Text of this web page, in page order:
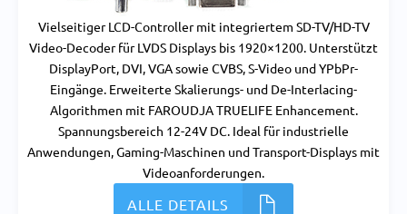
Vielseitiger LCD-Controller mit integriertem SD-TV/HD-TV
Video-Decoder für LVDS Displays bis 1920×1200. Unterstützt
DisplayPort, DVI, VGA sowie CVBS, S-Video und YPbPr-
Eingänge. Erweiterte Skalierungs- und De-Interlacing-
Algorithmen mit FAROUDJA TRUELIFE Enhancement.
Spannungsbereich 12-24V DC. Ideal für industrielle
Anwendungen, Gaming-Maschinen und Transport-Displays mit
Videoanforderungen.
ALLE DETAILS